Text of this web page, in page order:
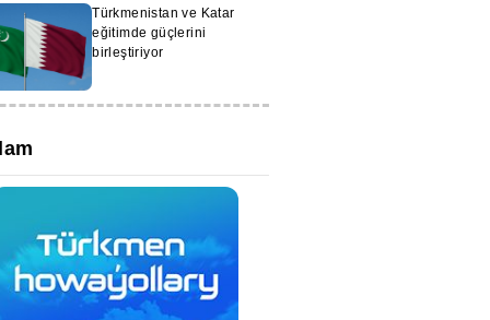
Türkmenistan ve Katar
eğitimde güçlerini
birleştiriyor